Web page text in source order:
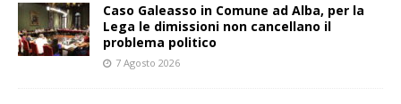
Caso Galeasso in Comune ad Alba, per la
Lega le dimissioni non cancellano il
problema politico
7 Agosto 2026